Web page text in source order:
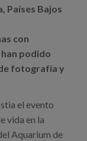
Países Bajos
con
podido
fotografía y
el evento
vida en la
Aquarium de